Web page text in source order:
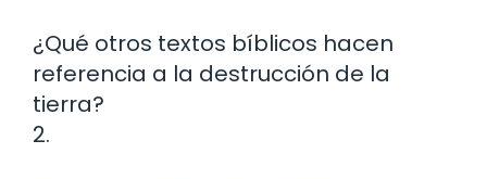
¿Qué otros textos bíblicos hacen
referencia a la destrucción de la
tierra?
2.